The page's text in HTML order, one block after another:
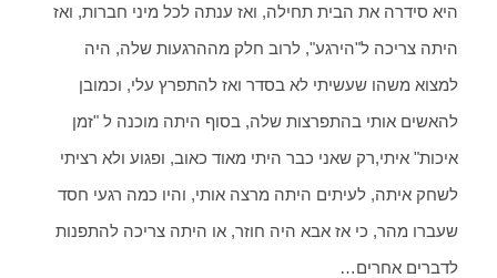
היא סידרה את הבית תחילה, ואז ענתה לכל מיני חברות, ואז
היתה צריכה ל"הירגע", לרוב חלק מההרגעות שלה, היה
למצוא משהו שעשיתי לא בסדר ואז להתפרץ עלי, וכמובן
להאשים אותי בהתפרצות שלה, בסוף היתה מוכנה ל "זמן
איכות" איתי,רק שאני כבר היתי מאוד כאוב, ופגוע ולא רציתי
לשחק איתה, לעיתים היתה מרצה אותי, והיו כמה רגעי חסד
שעברו מהר, כי אז אבא היה חוזר, או היתה צריכה להתפנות
לדברים אחרים…